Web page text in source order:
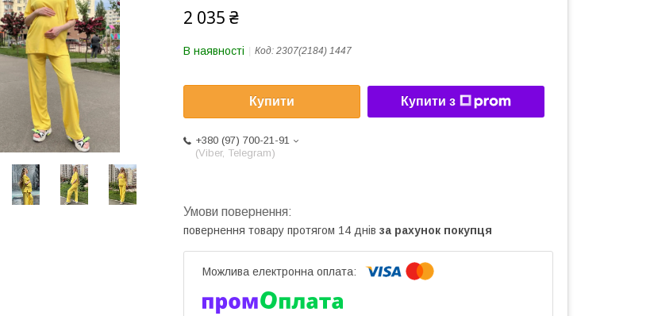
2 035 ₴
В наявності Код: 2307(2184) 1447
Купити Купити з
+380 (97) 700-21-91
(Viber, Telegram)
повернення товару протягом 14 днів за рахунок покупця